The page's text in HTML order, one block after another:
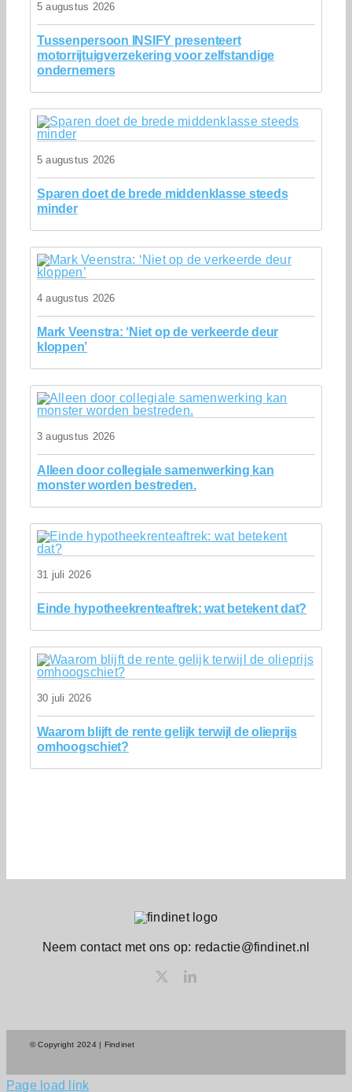
5 augustus 2026
Tussenpersoon INSIFY presenteert
motorrijtuigverzekering voor zelfstandige
ondernemers
5 augustus 2026
Sparen doet de brede middenklasse steeds
minder
4 augustus 2026
Mark Veenstra: ‘Niet op de verkeerde deur
kloppen’
3 augustus 2026
Alleen door collegiale samenwerking kan
monster worden bestreden.
31 juli 2026
Einde hypotheekrenteaftrek: wat betekent dat?
30 juli 2026
Waarom blijft de rente gelijk terwijl de olieprijs
omhoogschiet?
Neem contact met ons op: redactie@findinet.nl
© Copyright 2024 | Findinet
Page load link